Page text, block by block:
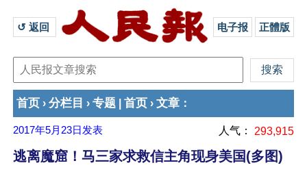
↺ 返回 电子报 正體版
首页 › 分栏目 › 专题 首页 › 文章 ：
2017年5月23日 发表 人气： 293,915
逃离魔窟！马三家求救信主角现身美国(多图)